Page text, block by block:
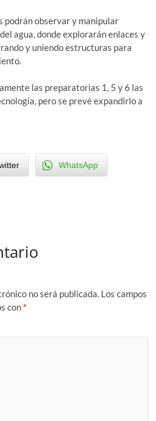
podrán observar y manipular
agua, donde explorarán enlaces y
y uniendo estructuras para
las preparatorias 1, 5 y 6 las
pero se prevé expandirlo a
WhatsApp
no será publicada. Los campos
con *